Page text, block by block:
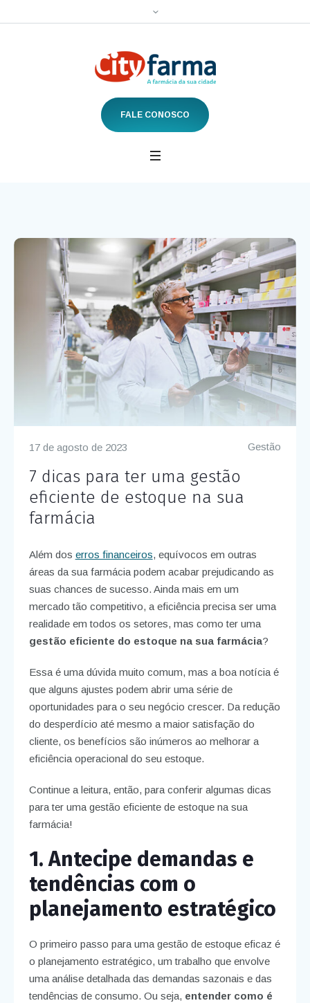
FALE CONOSCO
Gestão
17 de agosto de 2023
7 dicas para ter uma gestão
eficiente de estoque na sua
farmácia
Além dos erros financeiros, equívocos em outras
áreas da sua farmácia podem acabar prejudicando as
suas chances de sucesso. Ainda mais em um
mercado tão competitivo, a eficiência precisa ser uma
realidade em todos os setores, mas como ter uma
gestão eficiente do estoque na sua farmácia?
Essa é uma dúvida muito comum, mas a boa notícia é
que alguns ajustes podem abrir uma série de
oportunidades para o seu negócio crescer. Da redução
do desperdício até mesmo a maior satisfação do
cliente, os benefícios são inúmeros ao melhorar a
eficiência operacional do seu estoque.
Continue a leitura, então, para conferir algumas dicas
para ter uma gestão eficiente de estoque na sua
farmácia!
1. Antecipe demandas e
tendências com o
planejamento estratégico
O primeiro passo para uma gestão de estoque eficaz é
o planejamento estratégico, um trabalho que envolve
uma análise detalhada das demandas sazonais e das
tendências de consumo. Ou seja, entender como é